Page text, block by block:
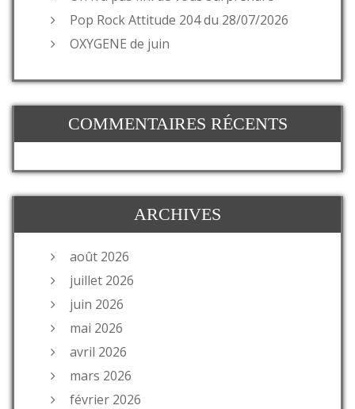
Pop Rock Attitude 204 du 28/07/2026
OXYGENE de juin
COMMENTAIRES RÉCENTS
ARCHIVES
août 2026
juillet 2026
juin 2026
mai 2026
avril 2026
mars 2026
février 2026